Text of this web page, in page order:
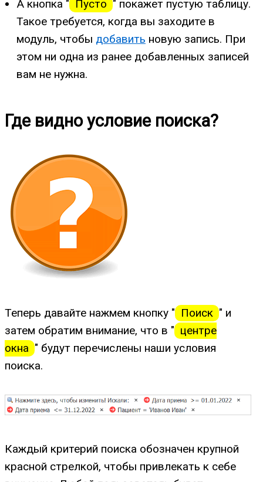
А кнопка " Пусто " покажет пустую таблицу.
Такое требуется, когда вы заходите в
модуль, чтобы добавить новую запись. При
этом ни одна из ранее добавленных записей
вам не нужна.
Где видно условие поиска?
Теперь давайте нажмем кнопку " Поиск " и
затем обратим внимание, что в " центре
окна " будут перечислены наши условия
поиска.
Каждый критерий поиска обозначен крупной
красной стрелкой, чтобы привлекать к себе